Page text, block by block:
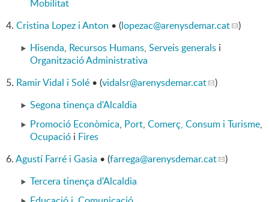
Mobilitat
4. Cristina Lopez i Anton • (lopezac@arenysdemar.cat
)
Hisenda, Recursos Humans, Serveis generals i
Organització Administrativa
5. Ramir Vidal i Solé • (vidalsr@arenysdemar.cat
)
Segona tinença d'Alcaldia
Promoció Econòmica, Port, Comerç, Consum i Turisme,
Ocupació i Fires
6.Agustí Farré i Gasia • (farrega@arenysdemar.cat
)
Tercera tinença d'Alcaldia